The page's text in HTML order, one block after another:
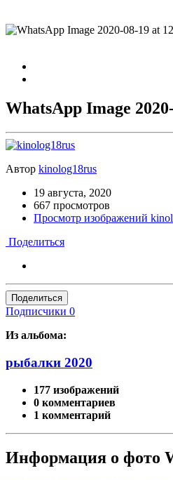
WhatsApp Image
Автор kinolog18rus
19 августа, 2020
667 просмотров
Просмотр изображений
Поделиться
Поделиться
Подписчики 0
Из альбома:
рыбалки 2020
177 изображений
0 комментариев
1 комментарий
Информация о фото